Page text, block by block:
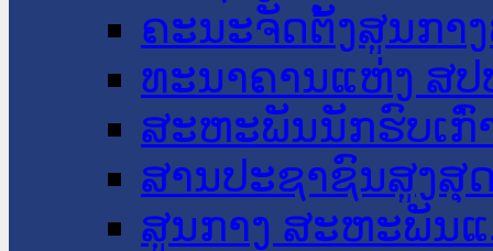
ຄະນະຈັດຕັ້ງສູນກາ
ທະນາຄານແຫ່ງ ສປ
ສະຫະພັນນັກຮົບເກົ່
ສານປະຊາຊົນສູງສຸ
ສູນກາງ ສະຫະພັນ